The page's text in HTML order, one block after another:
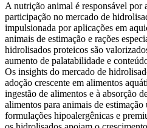
A nutrição animal é responsável por
participação no mercado de
impulsionada por aplicações em
animais de estimação e rações
hidrolisados ​​proteicos são
aumento de palatabilidade e
Os insights do mercado de
adoção crescente em alimentos
ingestão de alimentos e à absorção
alimentos para animais de
formulações hipoalergênicas e